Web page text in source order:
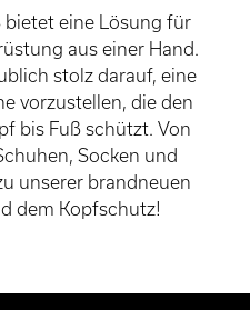
bietet eine Lösung für
aus einer Hand.
stolz darauf, eine
vorzustellen, die den
bis Fuß schützt. Von
Socken und
unserer brandneuen
dem Kopfschutz!